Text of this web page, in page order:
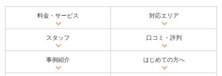
料金・サービス 対応エリア
スタッフ 口コミ・評判
事例紹介 はじめての方へ